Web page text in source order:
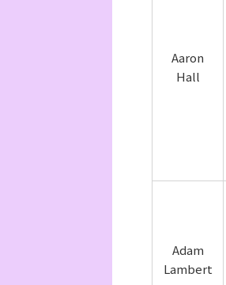
Aaron
Hall
Adam
Lambert